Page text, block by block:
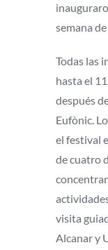
semana
Todas las
hasta el
después
Eufònic.
el festival
de cuatro
visita
Alcanar y